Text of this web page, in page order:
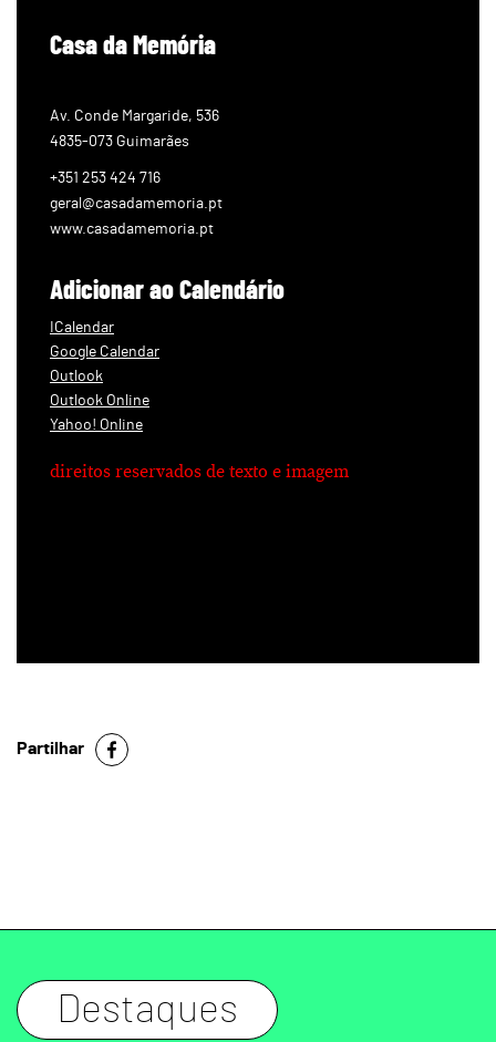
Casa da Memória
Av. Conde Margaride, 536
4835-073 Guimarães
+351 253 424 716
geral@casadamemoria.pt
www.casadamemoria.pt
Adicionar ao Calendário
ICalendar
Google Calendar
Outlook
Outlook Online
Yahoo! Online
direitos reservados de texto e imagem
Partilhar
Destaques